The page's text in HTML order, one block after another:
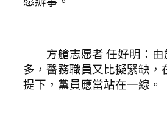
方艙志愿者 任好明：由
多，醫務職員又比擬緊缺，
提下，黨員應當站在一線。